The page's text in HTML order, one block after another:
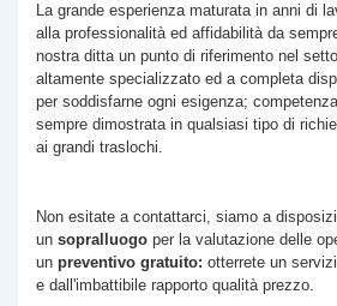
La grande esperienza maturata in anni di
alla professionalità ed affidabilità da
nostra ditta un punto di riferimento nel
altamente specializzato ed a completa
per soddisfarne ogni esigenza;
sempre dimostrata in qualsiasi tipo di
ai grandi traslochi.
Non esitate a contattarci, siamo a
un sopralluogo per la valutazione delle
un preventivo gratuito: otterrete un
e dall'imbattibile rapporto qualità prezzo.